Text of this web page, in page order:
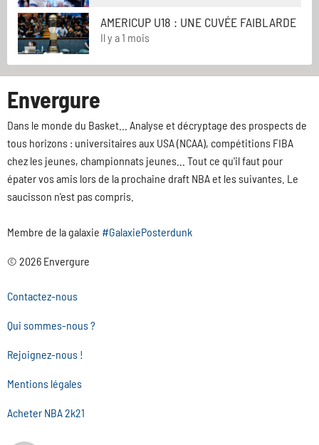
AMERICUP U18 : UNE CUVÉE FAIBLARDE
Il y a 1 mois
Envergure
Dans le monde du Basket... Analyse et décryptage des prospects de
tous horizons : universitaires aux USA (NCAA), compétitions FIBA
chez les jeunes, championnats jeunes... Tout ce qu'il faut pour
épater vos amis lors de la prochaine draft NBA et les suivantes. Le
saucisson n'est pas compris.
Membre de la galaxie #GalaxiePosterdunk
© 2026 Envergure
Contactez-nous
Qui sommes-nous ?
Rejoignez-nous !
Mentions légales
Acheter NBA 2k21